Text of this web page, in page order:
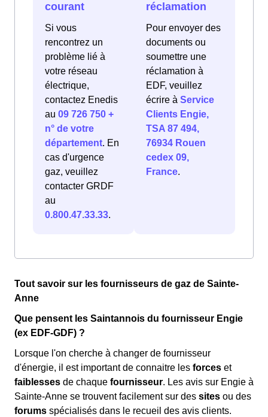
courant
Si vous
rencontrez un
problème lié à
votre réseau
électrique,
contactez Enedis
au 09 726 750 +
n° de votre
département. En
cas d'urgence
gaz, veuillez
contacter GRDF
au
0.800.47.33.33.
réclamation
Pour envoyer des
documents ou
soumettre une
réclamation à
EDF, veuillez
écrire à Service
Clients Engie,
TSA 87 494,
76934 Rouen
cedex 09,
France.
Tout savoir sur les fournisseurs de gaz de Sainte-
Anne
Que pensent les Saintannois du fournisseur Engie
(ex EDF-GDF) ?
Lorsque l'on cherche à changer de fournisseur
d'énergie, il est important de connaitre les forces et
faiblesses de chaque fournisseur. Les avis sur Engie à
Sainte-Anne se trouvent facilement sur des sites ou des
forums spécialisés dans le recueil des avis clients.